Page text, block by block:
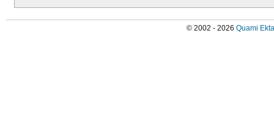
© 2002 - 2026 Quami